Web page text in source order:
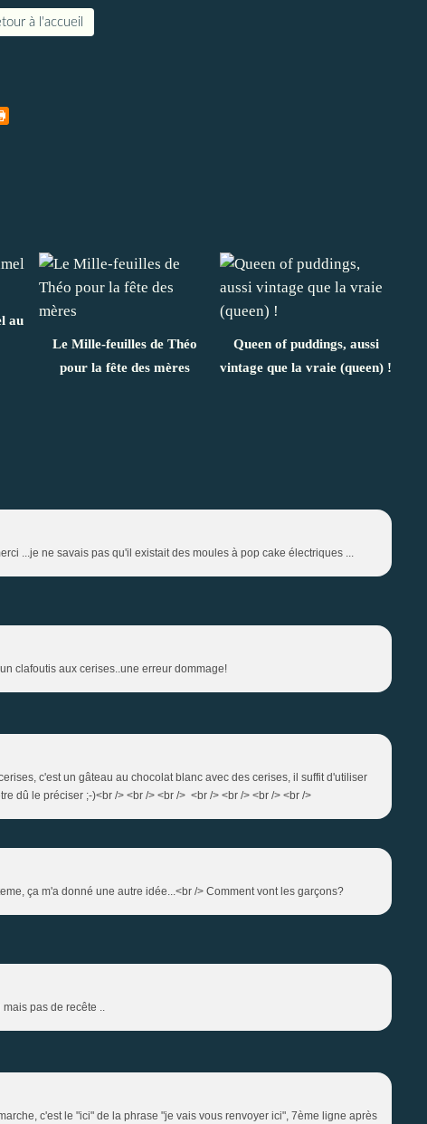
à l'accueil
au
Le Mille-feuilles de Théo
pour la fête des mères
Queen of puddings, aussi
vintage que la vraie (queen) !
...je ne savais pas qu'il existait des moules à pop cake électriques ...
clafoutis aux cerises..une erreur dommage!
c'est un gâteau au chocolat blanc avec des cerises, il suffit d'utiliser
dû le préciser ;-)<br /> <br /> <br /> <br /> <br /> <br /> <br />
ça m'a donné une autre idée...<br /> Comment vont les garçons?
pas de recête ..
c'est le "ici" de la phrase "je vais vous renvoyer ici", 7ème ligne après